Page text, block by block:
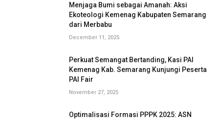
Menjaga Bumi sebagai Amanah: Aksi
Ekoteologi Kemenag Kabupaten Semarang
dari Merbabu
December 11, 2025
Perkuat Semangat Bertanding, Kasi PAI
Kemenag Kab. Semarang Kunjungi Peserta
PAI Fair
November 27, 2025
Optimalisasi Formasi PPPK 2025: ASN